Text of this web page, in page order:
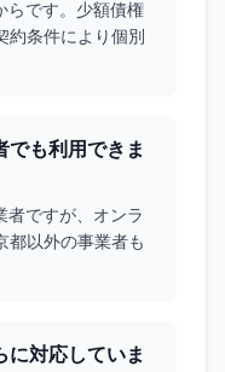
らです。少額債権
約条件により個別
でも利用できま
者ですが、オンラ
都以外の事業者も
に対応していま